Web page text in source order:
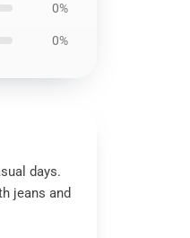
0%
0%
days.
jeans and